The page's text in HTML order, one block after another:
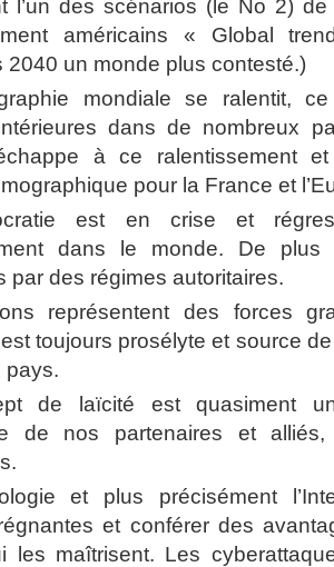
l’un des scénarios (le No 2)
américains « Global
2040 un monde plus contesté.)
mondiale se ralentit,
dans de nombreux
échappe à ce ralentissement
pour la France et
est en crise et
dans le monde. De
par des régimes autoritaires.
représentent des forces
toujours prosélyte et source
pays.
de laïcité est quasiment
de nos partenaires et
et plus précisément
et conférer des
les maîtrisent. Les